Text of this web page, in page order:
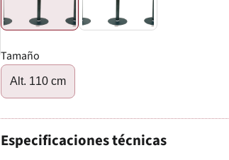
Tamaño
Alt. 110 cm
Especificaciones técnicas